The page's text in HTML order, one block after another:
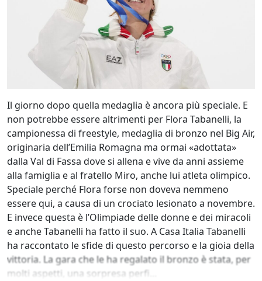
Il giorno dopo quella medaglia è ancora più speciale. E
non potrebbe essere altrimenti per Flora Tabanelli, la
campionessa di freestyle, medaglia di bronzo nel Big Air,
originaria dell’Emilia Romagna ma ormai «adottata»
dalla Val di Fassa dove si allena e vive da anni assieme
alla famiglia e al fratello Miro, anche lui atleta olimpico.
Speciale perché Flora forse non doveva nemmeno
essere qui, a causa di un crociato lesionato a novembre.
E invece questa è l’Olimpiade delle donne e dei miracoli
e anche Tabanelli ha fatto il suo. A Casa Italia Tabanelli
ha raccontato le sfide di questo percorso e la gioia della
vittoria. La gara che le ha regalato il bronzo è stata, per
molti aspetti, una sorpresa perfi...